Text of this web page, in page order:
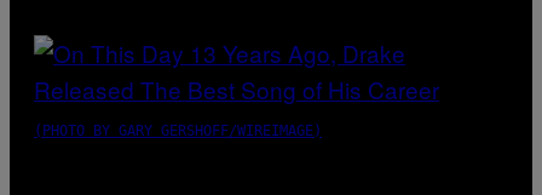
(PHOTO BY GARY GERSHOFF/WIREIMAGE)